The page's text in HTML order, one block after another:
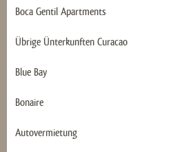
Boca Gentil Apartments
Übrige Ünterkunften Curacao
Blue Bay
Bonaire
Autovermietung